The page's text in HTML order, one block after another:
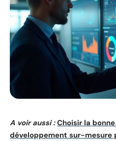
A voir aussi : Choisir la
développement sur-mesure